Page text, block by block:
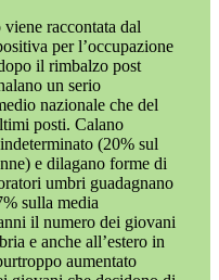
raccontata dal
per l’occupazione
il rimbalzo post
un serio
nazionale che del
posti. Calano
(20% sul
e dilagano forme di
umbri guadagnano
sulla media
il numero dei giovani
e anche all’estero in
aumentato